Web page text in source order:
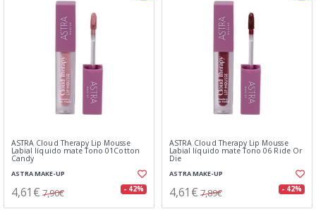
ASTRA Cloud Therapy Lip Mousse
Labial líquido mate Tono 01Cotton
Candy
ASTRA MAKE-UP
4,61€ 7,90€ - 42%
ASTRA Cloud Therapy Lip Mousse
Labial líquido mate Tono 06 Ride Or
Die
ASTRA MAKE-UP
4,61€ 7,89€ - 42%